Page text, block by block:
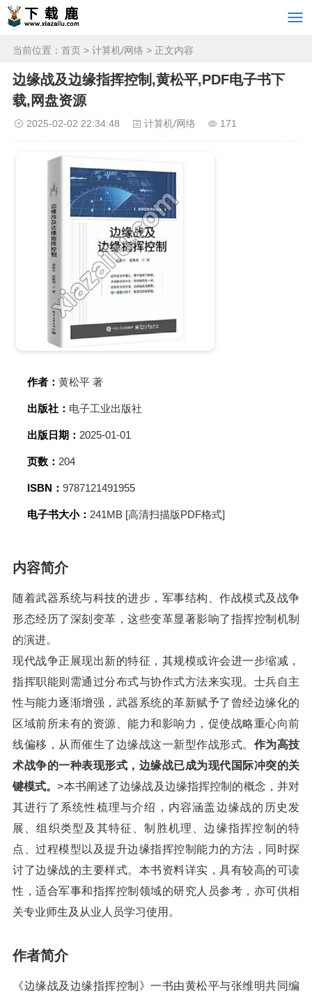
当前位置： 首页 > 计算机/网络 > 正文内容
边缘战及边缘指挥控制,黄松平,PDF电子书下
载,网盘资源
2025-02-02 22:34:48 计算机/网络 171
作者： 黄松平 著
出版社： 电子工业出版社
出版日期： 2025-01-01
页数： 204
ISBN： 9787121491955
电子书大小： 241MB [高清扫描版PDF格式]
内容简介
随着武器系统与科技的进步，军事结构、作战模式及战争
形态经历了深刻变革，这些变革显著影响了指挥控制机制
的演进。
现代战争正展现出新的特征，其规模或许会进一步缩减，
指挥职能则需通过分布式与协作式方法来实现。士兵自主
性与能力逐渐增强，武器系统的革新赋予了曾经边缘化的
区域前所未有的资源、能力和影响力，促使战略重心向前
线偏移，从而催生了边缘战这一新型作战形式。 作为高技
术战争的一种表现形式，边缘战已成为现代国际冲突的关
键模式。>本书阐述了边缘战及边缘指挥控制的概念，并对
其进行了系统性梳理与介绍，内容涵盖边缘战的历史发
展、组织类型及其特征、制胜机理、边缘指挥控制的特
点、过程模型以及提升边缘指挥控制能力的方法，同时探
讨了边缘战的主要样式。本书资料详实，具有较高的可读
性，适合军事和指挥控制领域的研究人员参考，亦可供相
关专业师生及从业人员学习使用。
作者简介
《边缘战及边缘指挥控制》一书由黄松平与张维明共同编